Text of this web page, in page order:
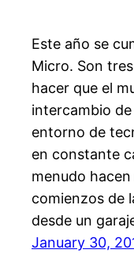
Este año se
Micro. Son
hacer que el
intercambio
entorno de
en constante
menudo
comienzos de
desde un
January 30,